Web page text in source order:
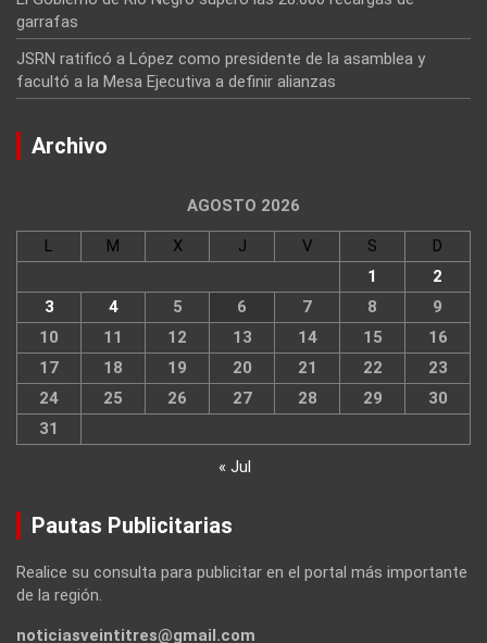
garrafas
JSRN ratificó a López como presidente de la asamblea y
facultó a la Mesa Ejecutiva a definir alianzas
Archivo
AGOSTO 2026
L M X J V S
D
1
2
3
4 5 6 7 8
9
10
11 12 13 14 15
16
17
18 19 20 21 22
23
24
25 26 27 28 29
30
31
« Jul
Pautas Publicitarias
Realice su consulta para publicitar en el portal más importante
de la región.
noticiasveintitres@gmail.com